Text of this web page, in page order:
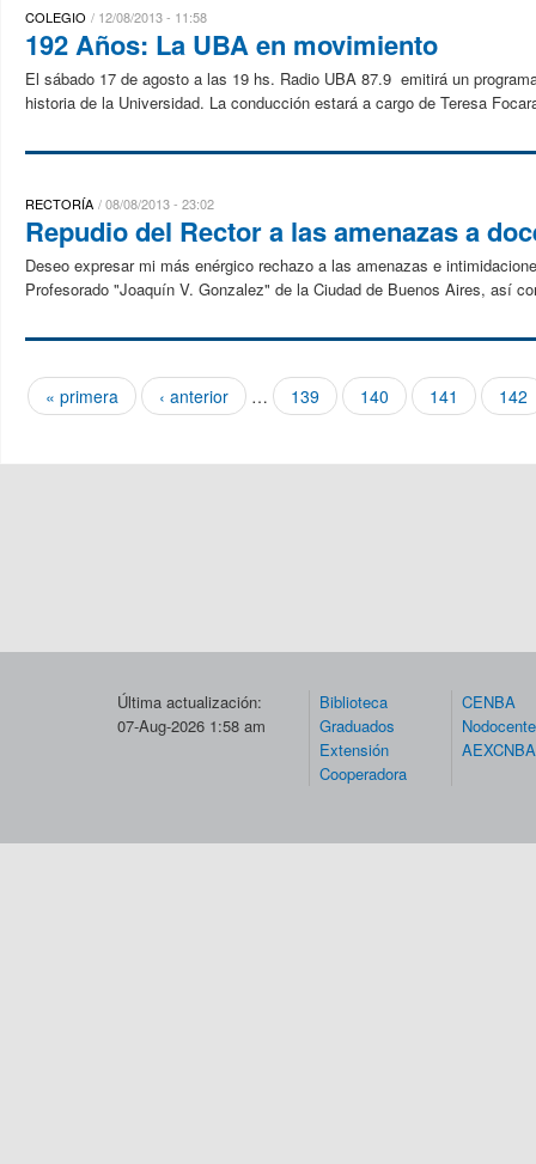
COLEGIO 12/08/2013 - 11:58
192 Años: La UBA en movimiento
El sábado 17 de agosto a las 19 hs. Radio UBA 87.9 emitirá un
historia de la Universidad. La conducción estará a cargo de Teresa
RECTORÍA 08/08/2013 - 23:02
Repudio del Rector a las amenazas a
Deseo expresar mi más enérgico rechazo a las amenazas e
Profesorado "Joaquín V. Gonzalez" de la Ciudad de Buenos Aires, así
Páginas
« primera ‹ anterior … 139 140 141 142
Última actualización:
07-Aug-2026 1:58 am
Biblioteca
Graduados
Extensión
Cooperadora
CENBA
AEXCNBA